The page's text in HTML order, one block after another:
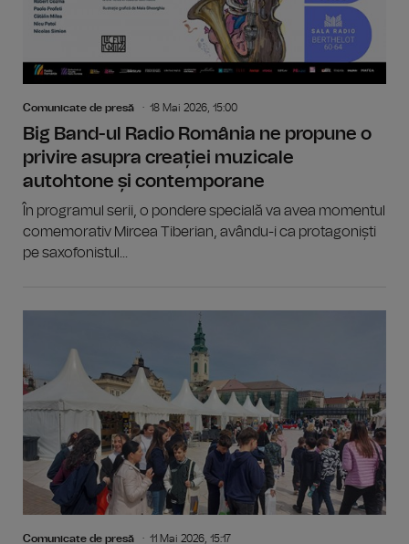
Comunicate de presă 18 Mai 2026, 15:00
Big Band-ul Radio România ne propune o
privire asupra creației muzicale
autohtone și contemporane
În programul serii, o pondere specială va avea momentul
comemorativ Mircea Tiberian, avându-i ca protagoniști
pe saxofonistul...
Comunicate de presă 11 Mai 2026, 15:17